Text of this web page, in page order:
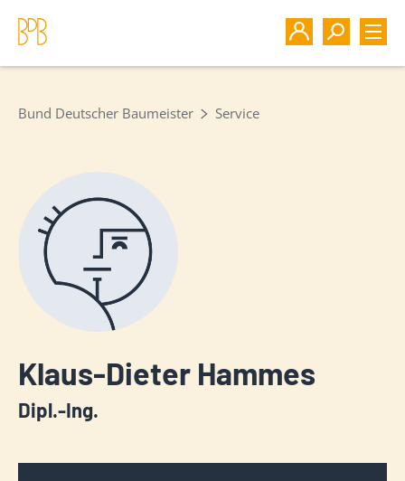
Bund Deutscher Baumeister Service
Klaus-Dieter Hammes
Dipl.-Ing.